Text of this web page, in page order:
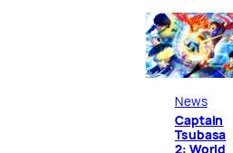
News
Captain
Tsubasa
2: World